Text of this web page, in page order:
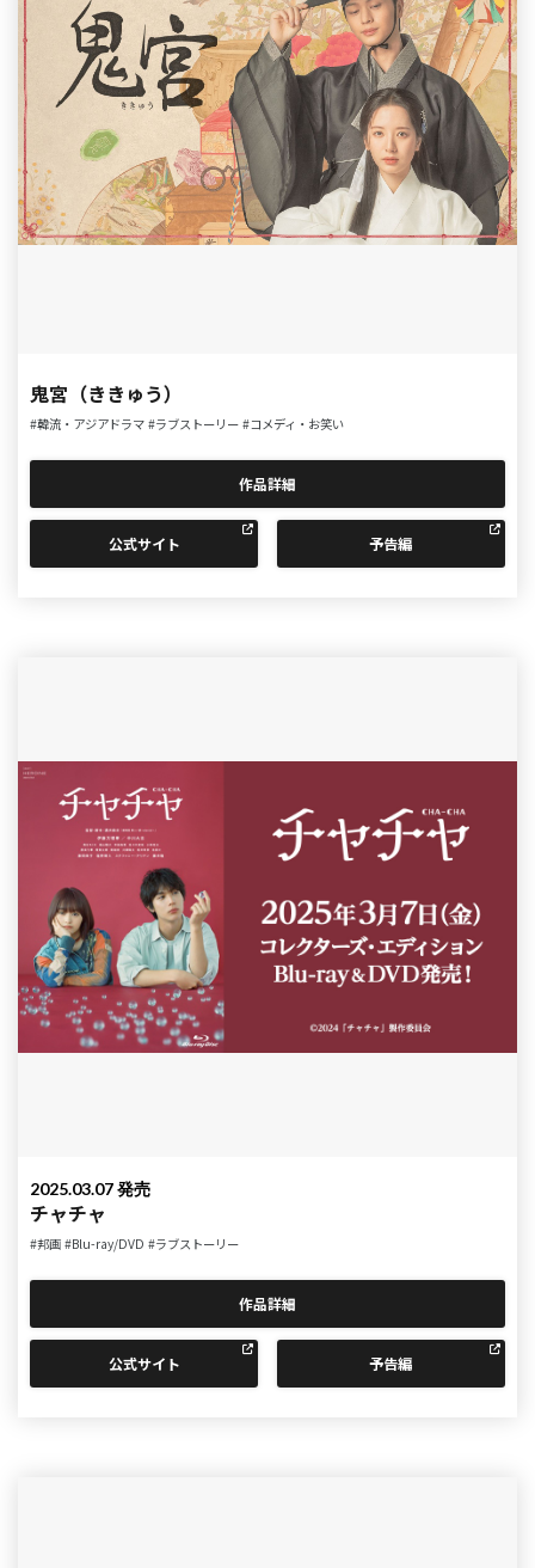
鬼宮（ききゅう）
#韓流・アジアドラマ #ラブストーリー #コメディ・お笑い
作品詳細
公式サイト 予告編
2025.03.07 発売
チャチャ
#邦画 #Blu-ray/DVD #ラブストーリー
作品詳細
公式サイト 予告編